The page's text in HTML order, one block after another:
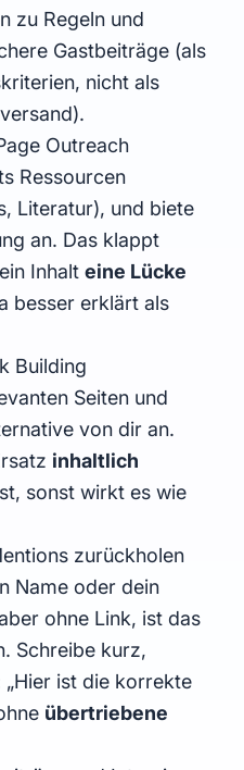
zu Regeln und
Gastbeiträge (als
nicht als
Outreach
Ressourcen
Literatur), und biete
an. Das klappt
Inhalt eine Lücke
besser erklärt als
Building
Seiten und
von dir an.
inhaltlich
sonst wirkt es wie
zurückholen
Name oder dein
ohne Link, ist das
Schreibe kurz,
ist die korrekte
übertriebene